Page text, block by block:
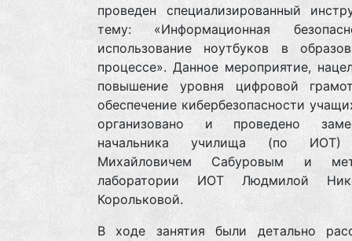
проведен специализированный
тему: «Информационная
использование ноутбуков в
процессе». Данное мероприятие,
повышение уровня цифровой
обеспечение кибербезопасности
организовано и проведено
начальника училища (по ИОТ)
Михайловичем Сабуровым и
лаборатории ИОТ Людмилой
Корольковой.
В ходе занятия были детально